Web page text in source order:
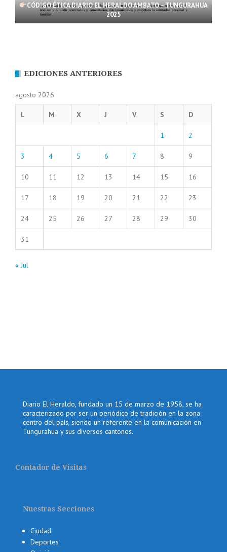
CÓDIGO ÉTICA DIARIO EL HERALDO AMBATO – TUNGURAHUA
2025
EDICIONES ANTERIORES
agosto 2026
L M X J V S D
1 2
3 4 5 6 7 8 9
10 11 12 13 14 15 16
17 18 19 20 21 22 23
24 25 26 27 28 29 30
31
« Jul
Diario El Heraldo, fundado un 15 de marzo de 1958, se ha
caracterizado por ser un periódico de tradición en la zona
centro del país, siendo un referente en la comunicación en
Tungurahua y sus diversos cantones.
Contador de Visitas
Nuestras Secciones
Ciudad
Deportes